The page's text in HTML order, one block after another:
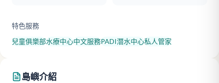
特色服務
兒童俱樂部水療中心中文服務PADI潛水中心私人管家
島嶼介紹